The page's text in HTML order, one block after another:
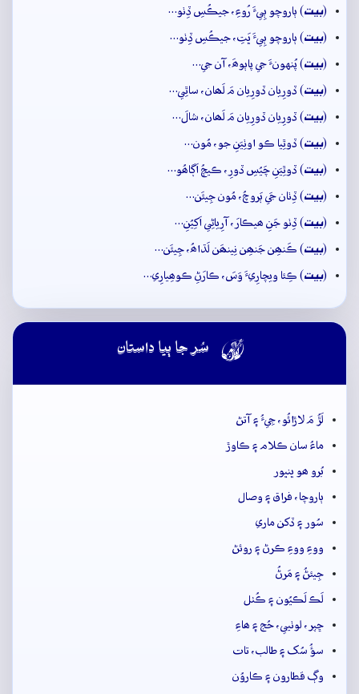
(بيت) ٻاروچو ٻِيءَ رُوءِ، جيڪُسِ ڏِٺو…
(بيت) ٻاروچو ٻِيءَ ڀَتِ، جيڪُسِ ڏِٺو…
(بيت) پُنهونءَ جي پاٻوھَ، آن جي…
(بيت) ڏورِيان ڏورِيان مَ لَھان، ساٿِي…
(بيت) ڏورِيان ڏورِيان مَ لَھان، شالَ…
(بيت) ڏوٿِيا ڪو اوٺِيَنِ جو، مُون…
(بيت) ڏوٿِيَنِ چَيُسِ ڏورِ، ڪيچُ اَڳاھُو…
(بيت) ڏِٺان جَي ٻَروچُ، مُون جِيئَن…
(بيت) ڏِٺو جَنِ ھيڪارَ، آرِياڻِي اَکِيُنِ…
(بيت) ڪَنھِن جَنھِن نِينھَن لَڌاھُ، جِيئَن…
(بيت) ڪِئا ويچارِيءَ وَسَ، ڪارَڻِ ڪوھِيارِي…
 سُر جا ٻيا داستان
لَڙُ مَ لاڙائُو، جِيءُ ۽ آتڻ
ماءُ سان ڪلام ۽ ڪاوڙ
بُرو ھو ڀنڀور
ٻاروچا، فراق ۽ وصال
سُور ۽ ڏکن ماري
ووءِ ووءِ ڪرڻ ۽ روئڻ
جِيئڻُ ۽ مَرڻُ
لَڪ لَڪيُون ۽ ڪُٺل
ڇپر، لوٺيي، حُج ۽ ھاءِ
سؤُ سُک ۽ طالب، تات
وڳ قطارون ۽ ڪاروُن